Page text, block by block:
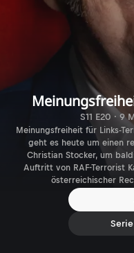
S11 E20 · 9
Meinungsfreiheit für Links-
geht es heute um einen
Christian Stocker, um
Auftritt von RAF-Terrorist
österreichischer